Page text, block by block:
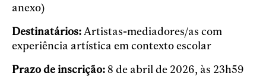
anexo)
Destinatários: Artistas-mediadores/as com
experiência artística em contexto escolar
Prazo de inscrição: 8 de abril de 2026, às 23h59